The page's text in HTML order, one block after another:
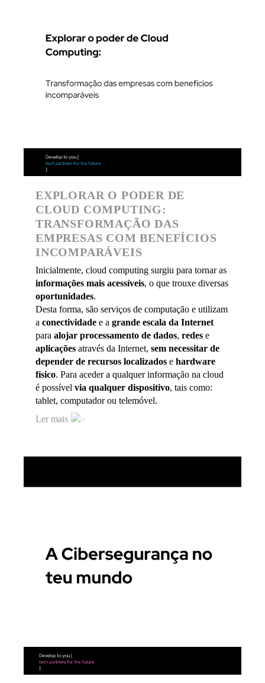
EXPLORAR O PODER DE
CLOUD COMPUTING:
TRANSFORMAÇÃO DAS
EMPRESAS COM BENEFÍCIOS
INCOMPARÁVEIS
Inicialmente, cloud computing surgiu para tornar as
informações mais acessíveis, o que trouxe diversas
oportunidades.
Desta forma, são serviços de computação e utilizam
a conectividade e a grande escala da Internet
para alojar processamento de dados, redes e
aplicações através da Internet, sem necessitar de
depender de recursos localizados e hardware
físico. Para aceder a qualquer informação na cloud
é possível via qualquer dispositivo, tais como:
tablet, computador ou telemóvel.
Ler mais